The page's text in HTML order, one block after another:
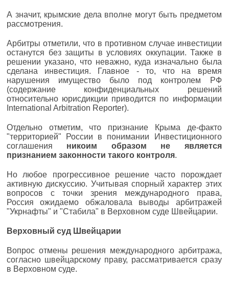
А значит, крымские дела вполне могут быть предметом
рассмотрения.
Арбитры отметили, что в противном случае инвестиции
останутся без защиты в условиях оккупации. Также в
решении указано, что неважно, куда изначально была
сделана инвестиция. Главное - то, что на время
нарушения имущество было под контролем РФ
(содержание конфиденциальных решений
относительно юрисдикции приводится по информации
International Arbitration Reporter).
Отдельно отметим, что признание Крыма де-факто
"территорией" России в понимании Инвестиционного
соглашения никоим образом не является
признанием законности такого контроля.
Но любое прогрессивное решение часто порождает
активную дискуссию. Учитывая спорный характер этих
вопросов с точки зрения международного права,
Россия ожидаемо обжаловала выводы арбитражей
"Укрнафты" и "Стабила" в Верховном суде Швейцарии.
Верховный суд Швейцарии
Вопрос отмены решения международного арбитража,
согласно швейцарскому праву, рассматривается сразу
в Верховном суде.